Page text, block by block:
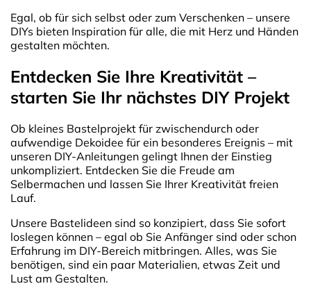
Egal, ob für sich selbst oder zum Verschenken – unsere
DIYs bieten Inspiration für alle, die mit Herz und Händen
gestalten möchten.
Entdecken Sie Ihre Kreativität –
starten Sie Ihr nächstes DIY Projekt
Ob kleines Bastelprojekt für zwischendurch oder
aufwendige Dekoidee für ein besonderes Ereignis – mit
unseren DIY-Anleitungen gelingt Ihnen der Einstieg
unkompliziert. Entdecken Sie die Freude am
Selbermachen und lassen Sie Ihrer Kreativität freien
Lauf.
Unsere Bastelideen sind so konzipiert, dass Sie sofort
loslegen können – egal ob Sie Anfänger sind oder schon
Erfahrung im DIY-Bereich mitbringen. Alles, was Sie
benötigen, sind ein paar Materialien, etwas Zeit und
Lust am Gestalten.